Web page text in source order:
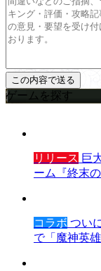
ゲームを探す
リリース 巨
ーム『終末
コラボ つい
で「魔神英